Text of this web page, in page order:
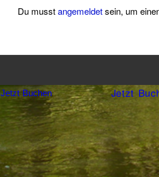
Du musstangemeldetsein, um
Jetzt Buchen Jetzt